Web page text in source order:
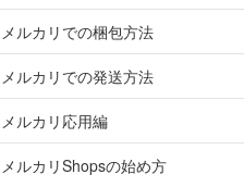
メルカリでの梱包方法
メルカリでの発送方法
メルカリ応用編
メルカリShopsの始め方